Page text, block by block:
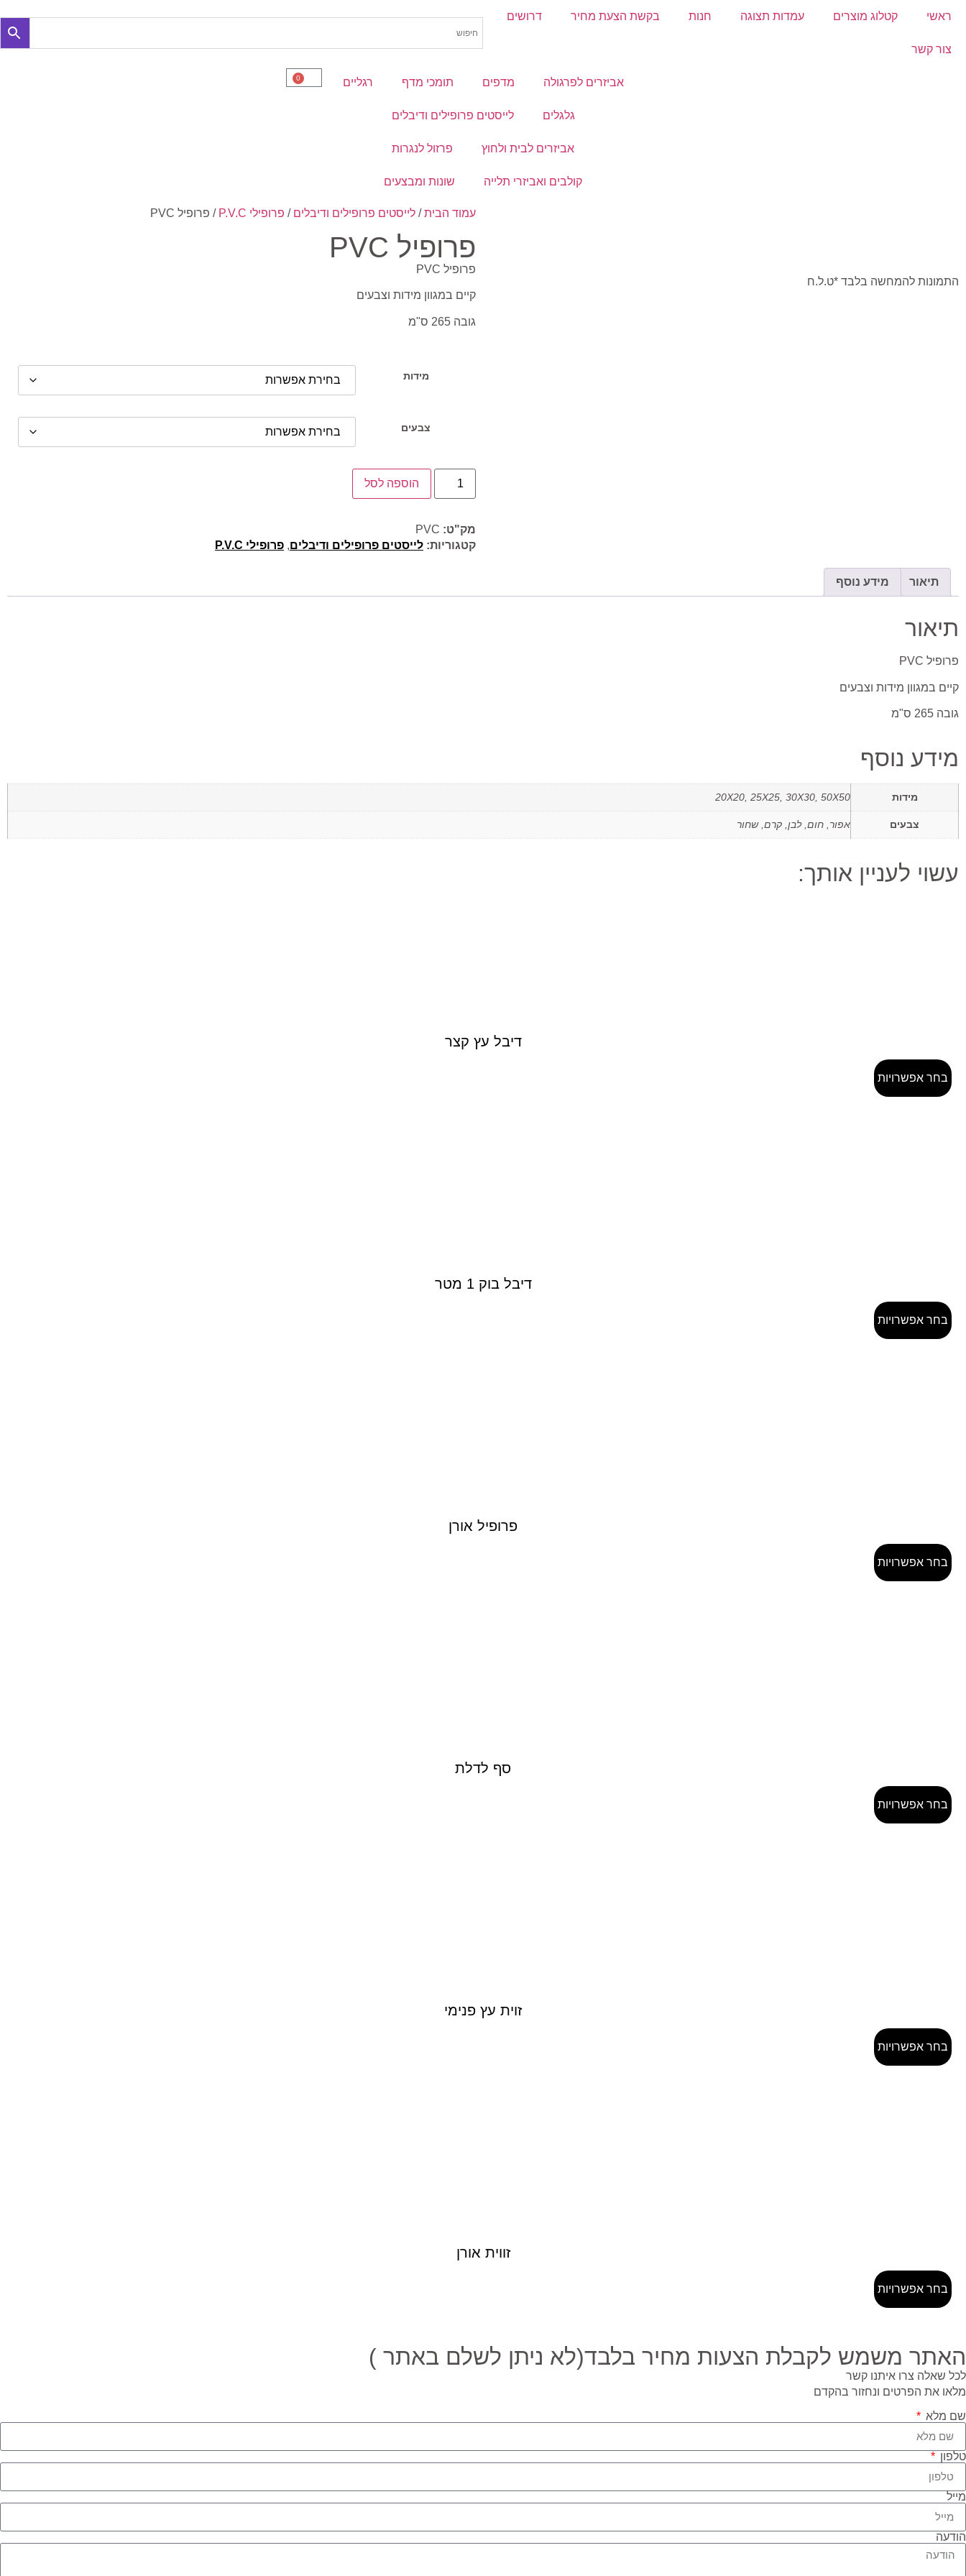
ראשי קטלוג מוצרים עמדות תצוגה חנות בקשת הצעת מחיר דרושים
צור קשר
אביזרים לפרגולה מדפים תומכי מדף רגליים
גלגלים לייסטים פרופילים ודיבלים
אביזרים לבית ולחוץ פרזול לנגרות
קולבים ואביזרי תלייה שונות ומבצעים
0
התמונות להמחשה בלבד *ט.ל.ח
עמוד הבית/ לייסטים פרופילים ודיבלים / פרופילי P.V.C / פרופיל PVC
פרופיל PVC
פרופיל PVC
קיים במגוון מידות וצבעים
גובה 265 ס"מ
מידות
צבעים
הוספה לסל
מק"ט: PVC
קטגוריות: לייסטים פרופילים ודיבלים, פרופילי P.V.C
תיאור מידע נוסף
תיאור
פרופיל PVC
קיים במגוון מידות וצבעים
גובה 265 ס"מ
מידע נוסף
מידות 20X20, 25X25, 30X30, 50X50
צבעים אפור, חום, לבן, קרם, שחור
עשוי לעניין אותך:
דיבל עץ קצר
בחר אפשרויות
דיבל בוק 1 מטר
בחר אפשרויות
פרופיל אורן
בחר אפשרויות
סף לדלת
בחר אפשרויות
זוית עץ פנימי
בחר אפשרויות
זווית אורן
בחר אפשרויות
האתר משמש לקבלת הצעות מחיר בלבד(לא ניתן לשלם באתר )
לכל שאלה צרו איתנו קשר
מלאו את הפרטים ונחזור בהקדם
שם מלא
טלפון
מייל
הודעה